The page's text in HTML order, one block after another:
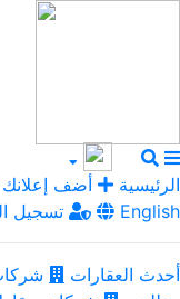
الرئيسية أضف إعلانك
تسجيل
English
أحدث العقارات